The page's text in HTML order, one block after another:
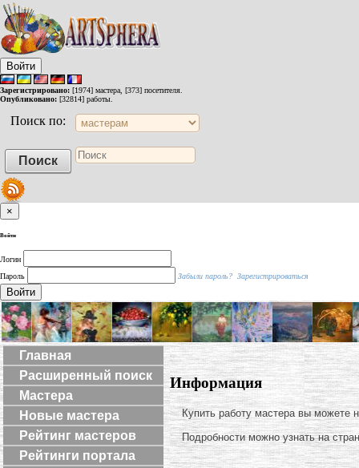
Войти
Зарегистрировано: [1974] мастера, [373] посетителя.
Опубликовано: [32814] работы.
Поиск по:
×
Войти
Логин
Пароль
Забыли пароль? Зарегистрироваться
Войти
Главная
Расширенный поиск
Мастера
Новые мастера
Рейтинг мастеров
Рейтинги портала
Информация
Купить работу мастера вы можете
Подробности можно узнать на